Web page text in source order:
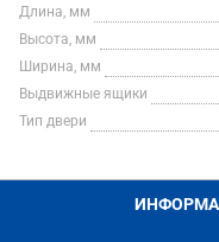
Длина, мм
Высота, мм
Ширина, мм
Выдвижные ящики
Тип двери